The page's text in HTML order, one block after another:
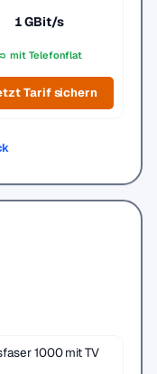
1 GBit/s
mit Telefonflat
Tarif sichern
1000 mit TV